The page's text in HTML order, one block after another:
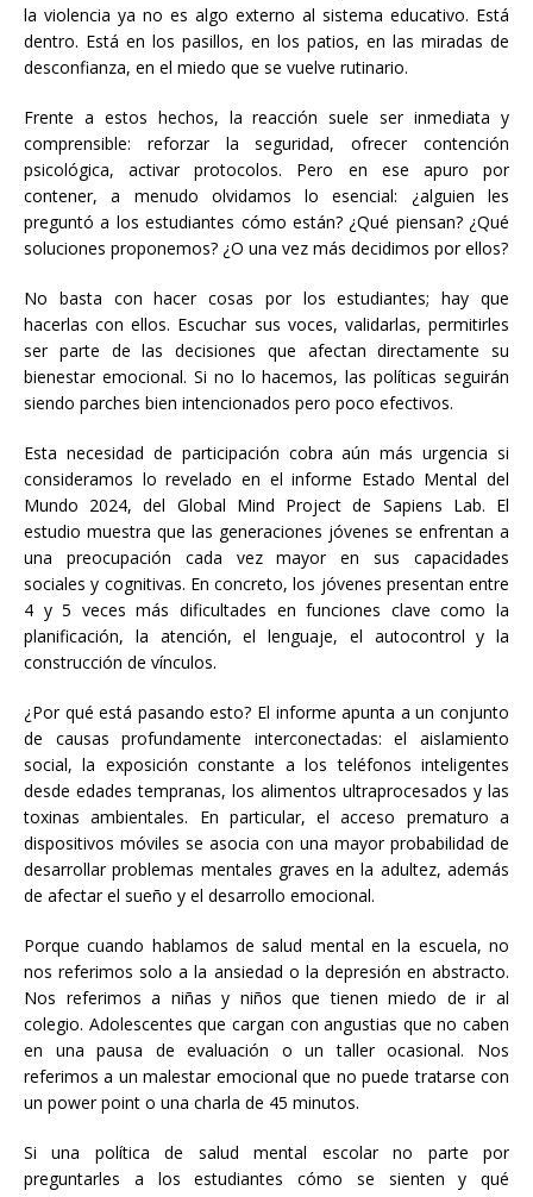
la violencia ya no es algo externo al sistema educativo. Está
dentro. Está en los pasillos, en los patios, en las miradas de
desconfianza, en el miedo que se vuelve rutinario.
Frente a estos hechos, la reacción suele ser inmediata y
comprensible: reforzar la seguridad, ofrecer contención
psicológica, activar protocolos. Pero en ese apuro por
contener, a menudo olvidamos lo esencial: ¿alguien les
preguntó a los estudiantes cómo están? ¿Qué piensan? ¿Qué
soluciones proponemos? ¿O una vez más decidimos por ellos?
No basta con hacer cosas por los estudiantes; hay que
hacerlas con ellos. Escuchar sus voces, validarlas, permitirles
ser parte de las decisiones que afectan directamente su
bienestar emocional. Si no lo hacemos, las políticas seguirán
siendo parches bien intencionados pero poco efectivos.
Esta necesidad de participación cobra aún más urgencia si
consideramos lo revelado en el informe Estado Mental del
Mundo 2024, del Global Mind Project de Sapiens Lab. El
estudio muestra que las generaciones jóvenes se enfrentan a
una preocupación cada vez mayor en sus capacidades
sociales y cognitivas. En concreto, los jóvenes presentan entre
4 y 5 veces más dificultades en funciones clave como la
planificación, la atención, el lenguaje, el autocontrol y la
construcción de vínculos.
¿Por qué está pasando esto? El informe apunta a un conjunto
de causas profundamente interconectadas: el aislamiento
social, la exposición constante a los teléfonos inteligentes
desde edades tempranas, los alimentos ultraprocesados y las
toxinas ambientales. En particular, el acceso prematuro a
dispositivos móviles se asocia con una mayor probabilidad de
desarrollar problemas mentales graves en la adultez, además
de afectar el sueño y el desarrollo emocional.
Porque cuando hablamos de salud mental en la escuela, no
nos referimos solo a la ansiedad o la depresión en abstracto.
Nos referimos a niñas y niños que tienen miedo de ir al
colegio. Adolescentes que cargan con angustias que no caben
en una pausa de evaluación o un taller ocasional. Nos
referimos a un malestar emocional que no puede tratarse con
un power point o una charla de 45 minutos.
Si una política de salud mental escolar no parte por
preguntarles a los estudiantes cómo se sienten y qué